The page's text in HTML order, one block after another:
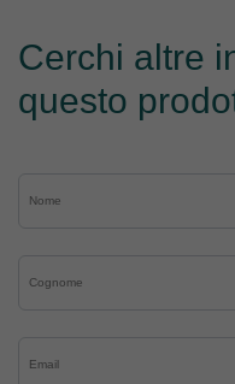
Cerchi altre
questo